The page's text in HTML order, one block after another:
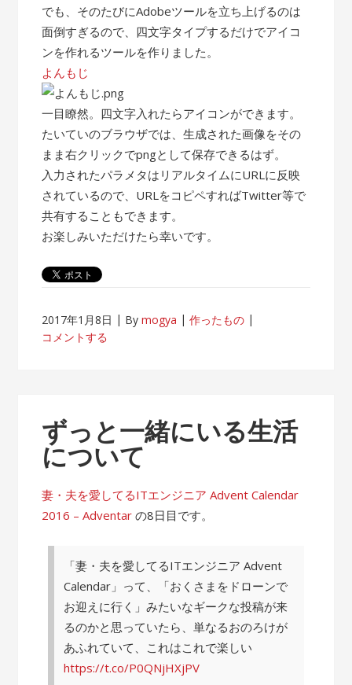
でも、そのたびにAdobeツールを立ち上げるのは
面倒すぎるので、四文字タイプするだけでアイコ
ンを作れるツールを作りました。
よんもじ
一目瞭然。四文字入れたらアイコンができます。
たいていのブラウザでは、生成された画像をその
まま右クリックでpngとして保存できるはず。
入力されたパラメタはリアルタイムにURLに反映
されているので、URLをコピペすればTwitter等で
共有することもできます。
お楽しみいただけたら幸いです。
2017年1月8日 Bymogya
作ったもの
コメントする
ずっと一緒にいる生活
について
妻・夫を愛してるITエンジニア Advent Calendar
2016 – Adventar の8日目です。
「妻・夫を愛してるITエンジニア Advent
Calendar」って、「おくさまをドローンで
お迎えに行く」みたいなギークな投稿が来
るのかと思っていたら、単なるおのろけが
あふれていて、これはこれで楽しい
https://t.co/P0QNjHXjPV